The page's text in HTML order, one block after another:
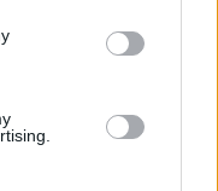
v současných
ošetřují více zvířat.
lebkou a zploštělým
buldočci, starší jedinci a
pro ně